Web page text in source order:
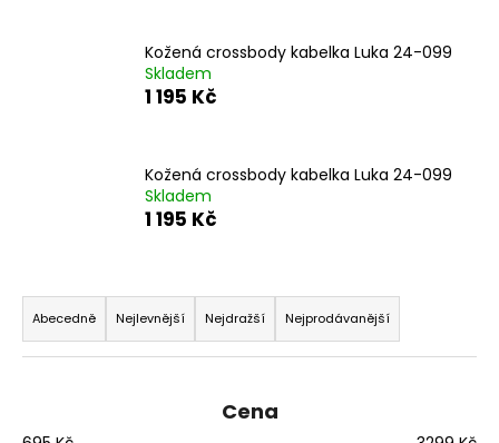
Kožená crossbody kabelka Luka 24-099
Skladem
1 195 Kč
Kožená crossbody kabelka Luka 24-099
Skladem
1 195 Kč
Ř
a
z
Abecedně Nejlevnější Nejdražší Nejprodávanější
Cena
HLEDAT
D
o
p